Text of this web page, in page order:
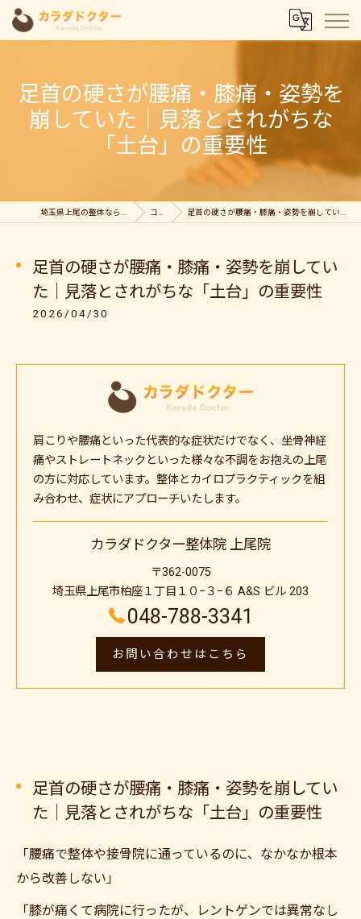
足首の硬さが腰痛・膝痛・姿勢を
崩していた｜見落とされがちな
「土台」の重要性
コラム 足首の硬さが腰痛・膝痛・姿勢を崩していた｜見落とされがちな「土台」の重要性
足首の硬さが腰痛・膝痛・姿勢を崩してい
た｜見落とされがちな「土台」の重要性
2026/04/30
肩こりや腰痛といった代表的な症状だけでなく、坐骨神経
痛やストレートネックといった様々な不調をお抱えの上尾
の方に対応しています。整体とカイロプラクティックを組
み合わせ、症状にアプローチいたします。
カラダドクター整体院 上尾院
〒362-0075
埼玉県上尾市柏座１丁目１０−３−６ A&S ビル 203
048-788-3341
お問い合わせはこちら
足首の硬さが腰痛・膝痛・姿勢を崩してい
た｜見落とされがちな「土台」の重要性
「腰痛で整体や接骨院に通っているのに、なかなか根本
から改善しない」
「膝が痛くて病院に行ったが、レントゲンでは異常なし